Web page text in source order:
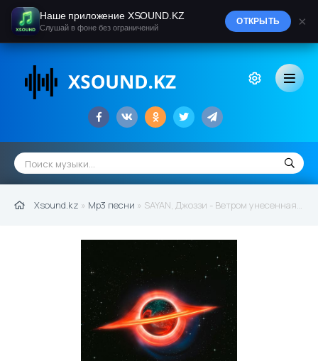
Xsound.kz » Mp3 песни » SAYAN, Джоззи - Ветром унесенная (2021)
Наше приложение XSOUND.KZ
Слушай в фоне без ограничений
ОТКРЫТЬ ×